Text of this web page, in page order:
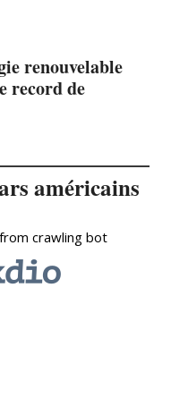
renouvelable
record de
américains